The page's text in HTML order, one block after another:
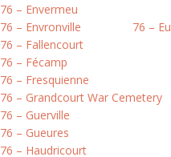
76 – Envermeu
76 – Envronville
76 – Eu
76 – Fallencourt
76 – Fécamp
76 – Fresquienne
76 – Grandcourt War Cemetery
76 – Guerville
76 – Gueures
76 – Haudricourt